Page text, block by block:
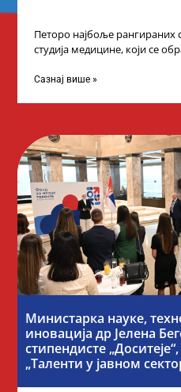
Петоро најбоље рангираних
студија медицине, који се
стипендије од
Сазнај више »
Министарка науке,
иновација др Јелена
стипендисте
„Таленти у јавном